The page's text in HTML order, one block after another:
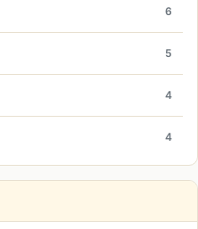
6
5
4
4